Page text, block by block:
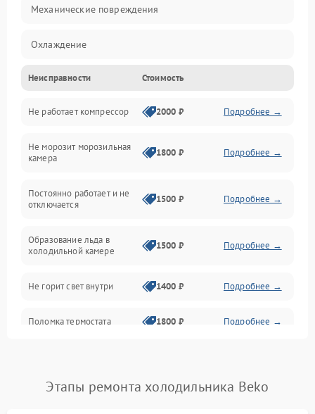
Механические повреждения
Охлаждение
Механика
Электропитание
Дренаж
Неисправности Стоимость
Не работает компрессор 2000 ₽ Подробнее →
Не морозит морозильная
камера
1800 ₽ Подробнее →
Постоянно работает и не
отключается
1500 ₽ Подробнее →
Образование льда в
холодильной камере
1500 ₽ Подробнее →
Не горит свет внутри 1400 ₽ Подробнее →
Поломка термостата 1800 ₽ Подробнее →
Поломка системы No Frost 2600 ₽ Подробнее →
Этапы ремонта холодильника Beko